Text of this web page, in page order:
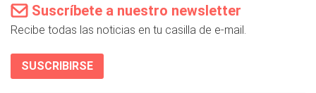
Suscríbete a nuestro newsletter
Recibe todas las noticias en tu casilla de e-mail.
SUSCRIBIRSE